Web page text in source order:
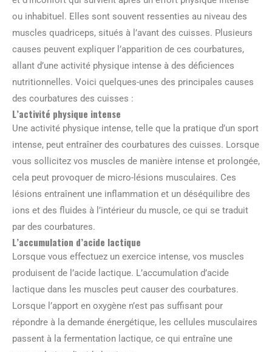
ou inhabituel. Elles sont souvent ressenties au niveau des
muscles quadriceps, situés à l’avant des cuisses. Plusieurs
causes peuvent expliquer l’apparition de ces courbatures,
allant d’une activité physique intense à des déficiences
nutritionnelles. Voici quelques-unes des principales causes
des courbatures des cuisses :
L’activité physique intense
Une activité physique intense, telle que la pratique d’un sport
intense, peut entraîner des courbatures des cuisses. Lorsque
vous sollicitez vos muscles de manière intense et prolongée,
cela peut provoquer de micro-lésions musculaires. Ces
lésions entraînent une inflammation et un déséquilibre des
ions et des fluides à l’intérieur du muscle, ce qui se traduit
par des courbatures.
L’accumulation d’acide lactique
Lorsque vous effectuez un exercice intense, vos muscles
produisent de l’acide lactique. L’accumulation d’acide
lactique dans les muscles peut causer des courbatures.
Lorsque l’apport en oxygène n’est pas suffisant pour
répondre à la demande énergétique, les cellules musculaires
passent à la fermentation lactique, ce qui entraîne une